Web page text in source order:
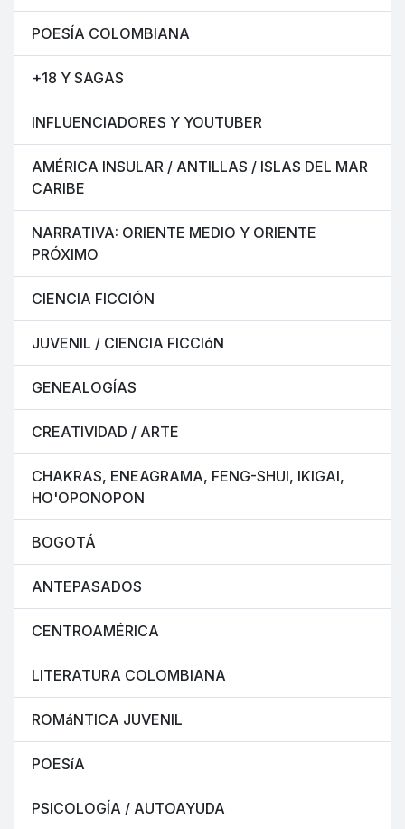
POESÍA COLOMBIANA
+18 Y SAGAS
INFLUENCIADORES Y YOUTUBER
AMÉRICA INSULAR / ANTILLAS / ISLAS DEL MAR
CARIBE
NARRATIVA: ORIENTE MEDIO Y ORIENTE
PRÓXIMO
CIENCIA FICCIÓN
JUVENIL / CIENCIA FICCIóN
GENEALOGÍAS
CREATIVIDAD / ARTE
CHAKRAS, ENEAGRAMA, FENG-SHUI, IKIGAI,
HO'OPONOPON
BOGOTÁ
ANTEPASADOS
CENTROAMÉRICA
LITERATURA COLOMBIANA
ROMáNTICA JUVENIL
POESíA
PSICOLOGÍA / AUTOAYUDA